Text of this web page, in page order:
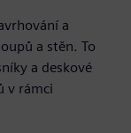
a
a stěn. To
a deskové
v rámci